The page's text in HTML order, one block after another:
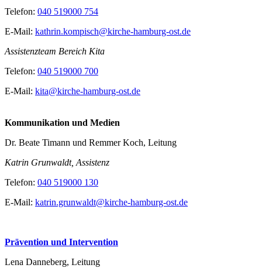
Telefon: 040 519000 754
E-Mail: kathrin.kompisch@kirche-hamburg-ost.de
Assistenzteam Bereich Kita
Telefon: 040 519000 700
E-Mail: kita@kirche-hamburg-ost.de
Kommunikation und Medien
Dr. Beate Timann und Remmer Koch, Leitung
Katrin Grunwaldt, Assistenz
Telefon: 040 519000 130
E-Mail: katrin.grunwaldt@kirche-hamburg-ost.de
Prävention und Intervention
Lena Danneberg, Leitung